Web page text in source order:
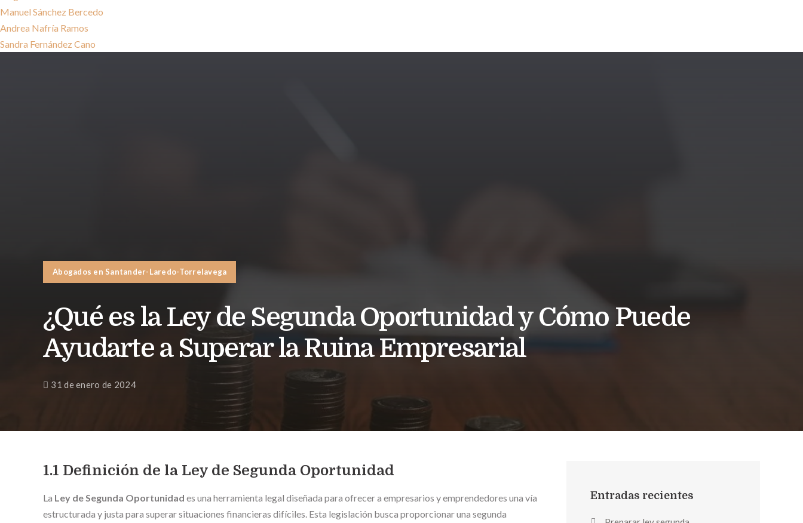
Manuel Sánchez Bercedo
Andrea Nafría Ramos
Sandra Fernández Cano
Abogados en Santander-Laredo-Torrelavega
¿Qué es la Ley de Segunda Oportunidad y Cómo Puede
Ayudarte a Superar la Ruina Empresarial
31 de enero de 2024
1.1 Definición de la Ley de Segunda Oportunidad
La Ley de Segunda Oportunidad es una herramienta legal diseñada para ofrecer a empresarios y emprendedores una vía
estructurada y justa para superar situaciones financieras difíciles. Esta legislación busca proporcionar una segunda
Entradas recientes